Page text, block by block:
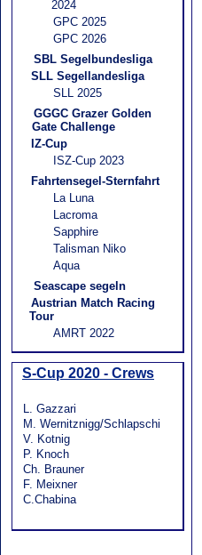
2024
GPC 2025
GPC 2026
SBL Segelbundesliga
SLL Segellandesliga
SLL 2025
GGGC Grazer Golden
Gate Challenge
IZ-Cup
ISZ-Cup 2023
Fahrtensegel-Sternfahrt
La Luna
Lacroma
Sapphire
Talisman Niko
Aqua
Seascape segeln
Austrian Match Racing
Tour
AMRT 2022
S-Cup 2020 - Crews
L. Gazzari
M. Wernitznigg/Schlapschi
V. Kotnig
P. Knoch
Ch. Brauner
F. Meixner
C.Chabina